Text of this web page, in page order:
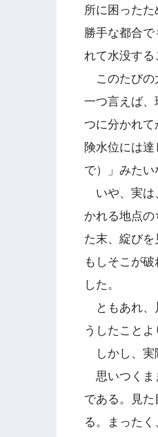
所に困った
勝手な都合
れて水没する
このたびの
一つ言えば、
つに分かれ
険水位には
で）」みたい
いや、実は
かれる地点
た末、綻びを
もしそこが
した。
ともあれ、
うしたこと
しかし、実
思いつくま
である。見
る。まった